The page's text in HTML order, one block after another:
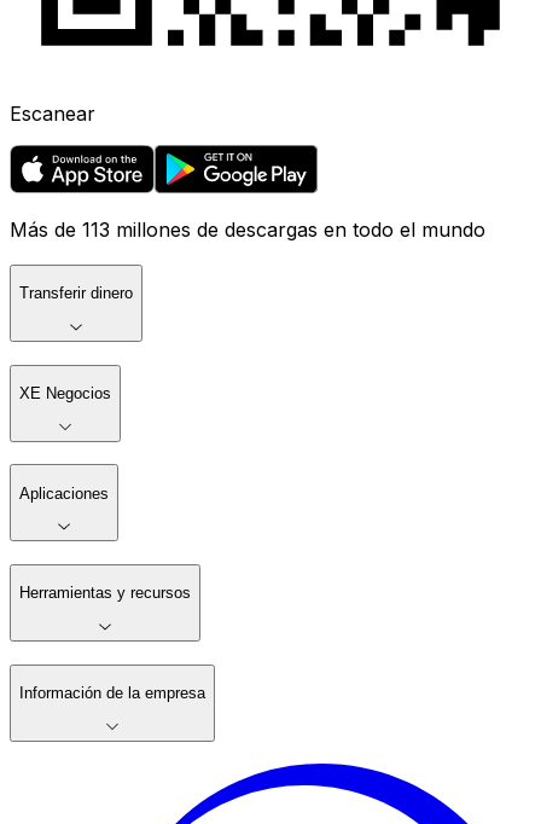
Escanear
Más de 113 millones de descargas en todo el mundo
Transferir dinero
XE Negocios
Aplicaciones
Herramientas y recursos
Información de la empresa